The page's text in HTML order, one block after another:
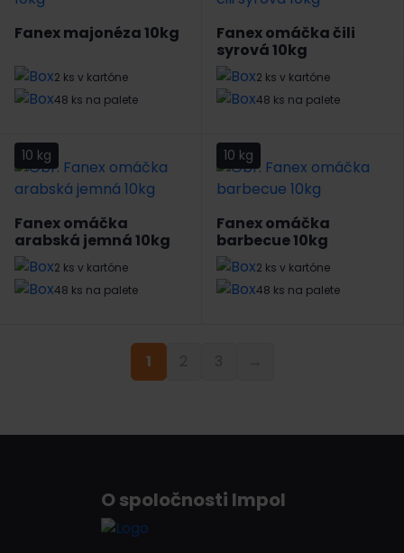
Fanex majonéza 10kg
2 ks v kartóne
48 ks na palete
Fanex omáčka čili
syrová 10kg
2 ks v kartóne
48 ks na palete
10 kg
Fanex omáčka
arabská jemná 10kg
2 ks v kartóne
48 ks na palete
10 kg
Fanex omáčka
barbecue 10kg
2 ks v kartóne
48 ks na palete
1
O spoločnosti Impol